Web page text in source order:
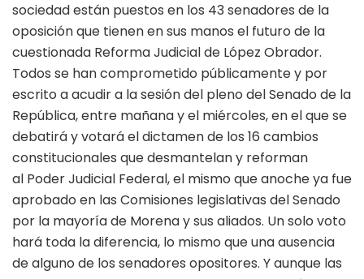
sociedad están puestos en los 43 senadores de la
oposición que tienen en sus manos el futuro de la
cuestionada Reforma Judicial de López Obrador.
Todos se han comprometido públicamente y por
escrito a acudir a la sesión del pleno del Senado de la
República, entre mañana y el miércoles, en el que se
debatirá y votará el dictamen de los 16 cambios
constitucionales que desmantelan y reforman
al Poder Judicial Federal, el mismo que anoche ya fue
aprobado en las Comisiones legislativas del Senado
por la mayoría de Morena y sus aliados. Un solo voto
hará toda la diferencia, lo mismo que una ausencia
de alguno de los senadores opositores. Y aunque las